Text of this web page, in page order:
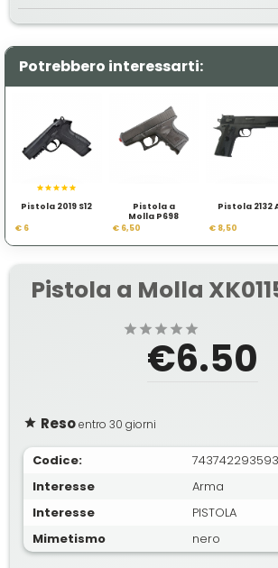
Potrebbero interessarti:
Pistola 2019 S12
€ 6
Pistola a
Molla P698
€ 6,50
Pistola 2132
€ 8,50
Pistola a Molla
€6.50
Resoentro 30 giorni
Codice:
Interesse
Arma
Interesse
PISTOLA
Mimetismo
nero